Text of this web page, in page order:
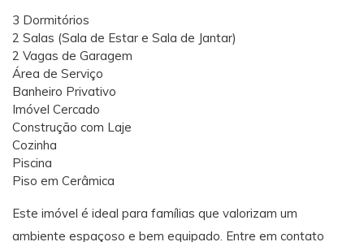
3 Dormitórios
2 Salas (Sala de Estar e Sala de Jantar)
2 Vagas de Garagem
Área de Serviço
Banheiro Privativo
Imóvel Cercado
Construção com Laje
Cozinha
Piscina
Piso em Cerâmica
Este imóvel é ideal para famílias que valorizam um
ambiente espaçoso e bem equipado. Entre em contato